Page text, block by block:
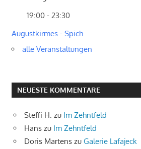
19:00 - 23:30
Augustkirmes - Spich
alle Veranstaltungen
NEUESTE KOMMENTARE
Steffi H. zu Im Zehntfeld
Hans zu Im Zehntfeld
Doris Martens zu Galerie Lafajeck